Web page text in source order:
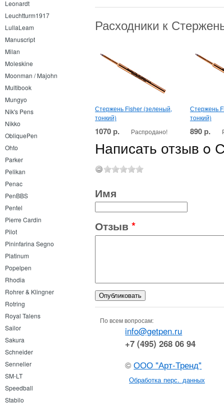
Leonardt
Leuchtturm1917
LullaLeam
Manuscript
Milan
Moleskine
Moonman / Majohn
Multibook
Mungyo
Nik's Pens
Nikko
ObliquePen
Ohto
Parker
Pelikan
Penac
PenBBS
Pentel
Pierre Cardin
Pilot
Pininfarina Segno
Platinum
Popelpen
Rhodia
Rohrer & Klingner
Rotring
Royal Talens
Sailor
Sakura
Schneider
Sennelier
SM-LT
Speedball
Stabilo
Расходники к
Стержень Fisher (зеленый,
тонкий)
1070 р. Распродано!
Стержень
тонкий)
890 р.
Написать отзыв o
Имя
Отзыв *
По всем вопросам:
info@getpen.ru
+7 (495) 268 06 94
©ООО "Арт-Тренд"
Обработка перс. данных